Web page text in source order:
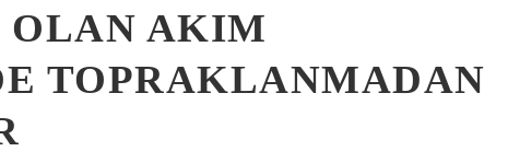
OLAN AKIM
TOPRAKLANMADAN